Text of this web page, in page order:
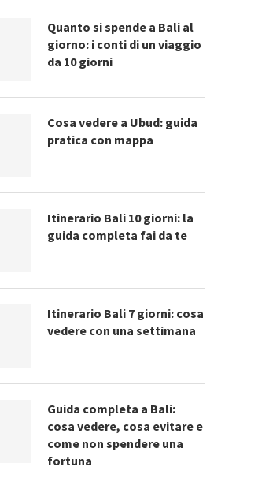
Quanto si spende a Bali al
giorno: i conti di un viaggio
da 10 giorni
Cosa vedere a Ubud: guida
pratica con mappa
Itinerario Bali 10 giorni: la
guida completa fai da te
Itinerario Bali 7 giorni: cosa
vedere con una settimana
Guida completa a Bali:
cosa vedere, cosa evitare e
come non spendere una
fortuna